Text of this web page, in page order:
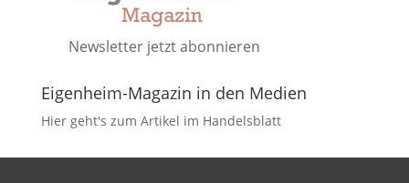
Newsletter jetzt abonnieren
Eigenheim-Magazin in den Medien
Hier geht's zum Artikel im Handelsblatt
DATENSCHUTZ